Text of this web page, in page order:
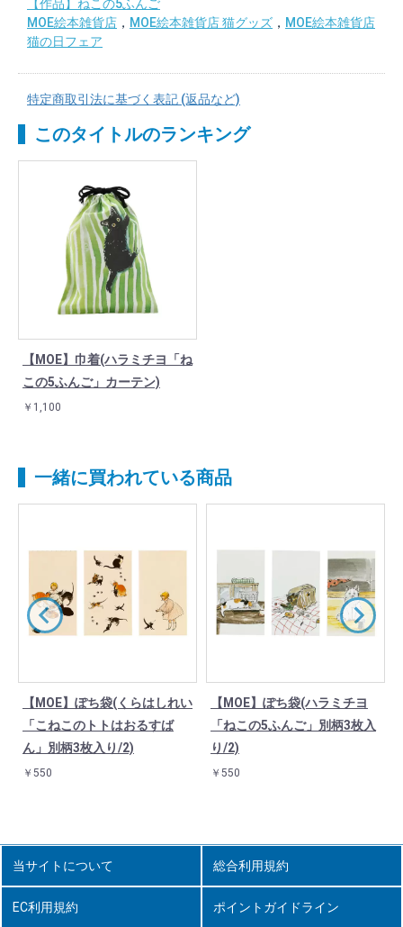
【作品】ねこの5ふんご
MOE絵本雑貨店 ， MOE絵本雑貨店 猫グッズ ， MOE絵本雑貨店
猫の日フェア
特定商取引法に基づく表記 (返品など)
このタイトルのランキング
【MOE】巾着(ハラミチヨ「ね
この5ふんご」カーテン)
￥1,100
一緒に買われている商品
【MOE】ぽち袋(くらはしれい
「こねこのトトはおるすば
ん」別柄3枚入り/2)
￥550
【MOE】ぽち袋(ハラミチヨ
「ねこの5ふんご」別柄3枚入
り/2)
￥550
当サイトについて 総合利用規約
EC利用規約 ポイントガイドライン